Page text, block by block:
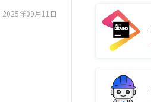
2025年09月11日